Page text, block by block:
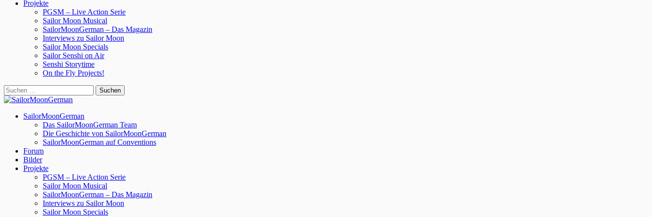
Projekte
PGSM – Live Action Serie
Sailor Moon Musical
SailorMoonGerman – Das Magazin
Interviews zu Sailor Moon
Sailor Moon Specials
Sailor Senshi on Air
Senshi Storytime
On the Fly Projects!
Suchen
nach:
SailorMoonGerman
Das SailorMoonGerman Team
Die Geschichte von SailorMoonGerman
SailorMoonGerman auf Conventions
Forum
Bilder
Projekte
PGSM – Live Action Serie
Sailor Moon Musical
SailorMoonGerman – Das Magazin
Interviews zu Sailor Moon
Sailor Moon Specials